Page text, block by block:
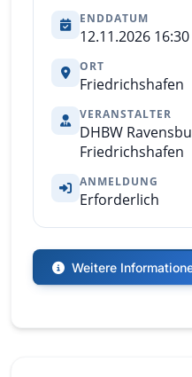
ENDDATUM
12.11.2026 16:30
ORT
Friedrichshafen
VERANSTALTER
DHBW
Friedrichshafen
ANMELDUNG
Erforderlich
Weitere